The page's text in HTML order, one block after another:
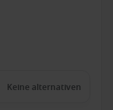
Keine alternativen